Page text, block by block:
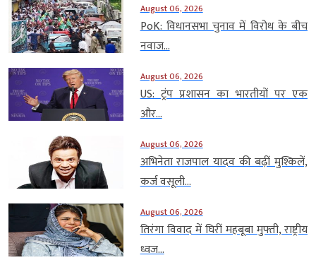
August 06, 2026
PoK: विधानसभा चुनाव में विरोध के बीच
नवाज...
August 06, 2026
US: ट्रंप प्रशासन का भारतीयों पर एक
और...
August 06, 2026
अभिनेता राजपाल यादव की बढ़ीं मुश्किलें,
कर्ज वसूली...
August 06, 2026
तिरंगा विवाद में घिरीं महबूबा मुफ्ती, राष्ट्रीय
ध्वज...